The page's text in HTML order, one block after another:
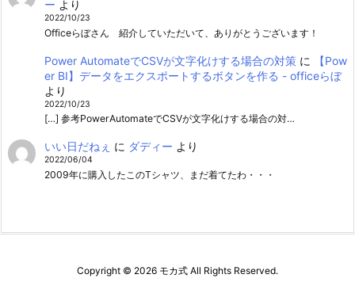
ー より
2022/10/23
Officeらぼさん 紹介していただいて、ありがとうございます！
Power AutomateでCSVが文字化けする場合の対策に
【Pow
er BI】データをエクスポートするボタンを作る - officeらぼ
より
2022/10/23
[…] 参考PowerAutomateでCSVが文字化けする場合の対…
いい日だねぇ に ダディー より
2022/06/04
2009年に購入したこのTシャツ、まだ着てたわ・・・
Copyright © 2026 モカ式 All Rights Reserved.